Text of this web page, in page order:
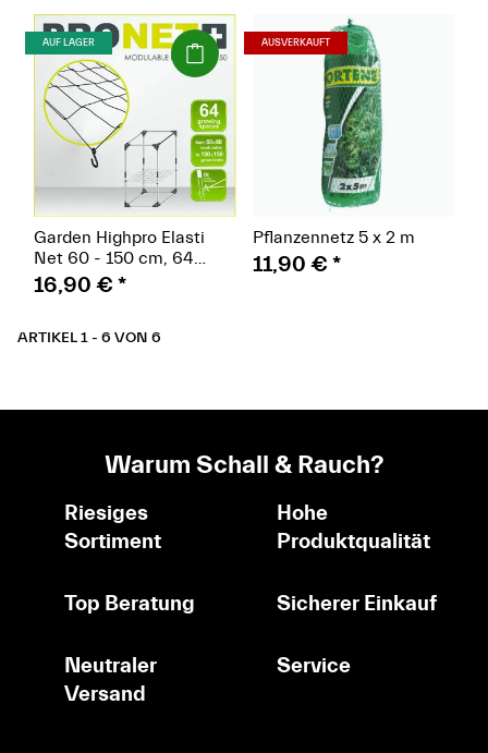
AUF LAGER (Paket)
Garden Highpro Elasti
Net 60 - 150 cm, 64
Netzfelder
16,90 € *
AUSVERKAUFT
Pflanzennetz 5 x 2 m
11,90 € *
ARTIKEL 1 - 6 VON 6
Warum Schall & Rauch?
Riesiges
Sortiment
Hohe
Produktqualität
Top Beratung Sicherer Einkauf
Neutraler
Versand
Service